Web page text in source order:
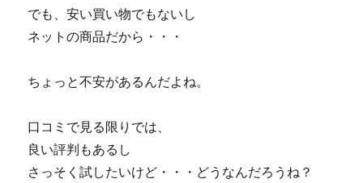
でも、安い買い物でもないし
ネットの商品だから・・・
ちょっと不安があるんだよね。
口コミで見る限りでは、
良い評判もあるし
さっそく試したいけど・・・どうなんだろうね？